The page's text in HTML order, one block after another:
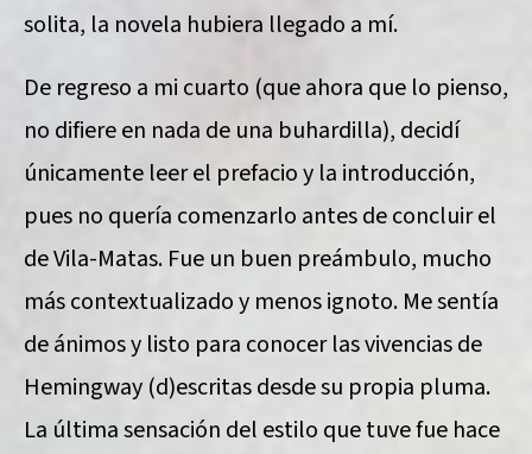
solita, la novela hubiera llegado a mí.
De regreso a mi cuarto (que ahora que lo pienso,
no difiere en nada de una buhardilla), decidí
únicamente leer el prefacio y la introducción,
pues no quería comenzarlo antes de concluir el
de Vila-Matas. Fue un buen preámbulo, mucho
más contextualizado y menos ignoto. Me sentía
de ánimos y listo para conocer las vivencias de
Hemingway (d)escritas desde su propia pluma.
La última sensación del estilo que tuve fue hace